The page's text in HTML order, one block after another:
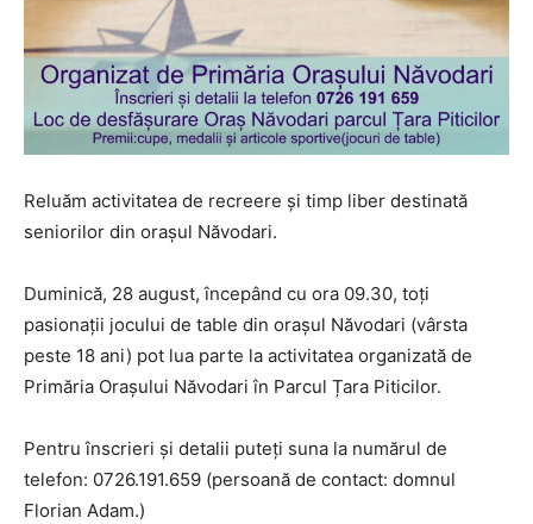
Reluăm activitatea de recreere și timp liber destinată
seniorilor din orașul Năvodari.
Duminică, 28 august, începând cu ora 09.30, toți
pasionații jocului de table din orașul Năvodari (vârsta
peste 18 ani) pot lua parte la activitatea organizată de
Primăria Orașului Năvodari în Parcul Țara Piticilor.
Pentru înscrieri și detalii puteți suna la numărul de
telefon: 0726.191.659 (persoană de contact: domnul
Florian Adam.)